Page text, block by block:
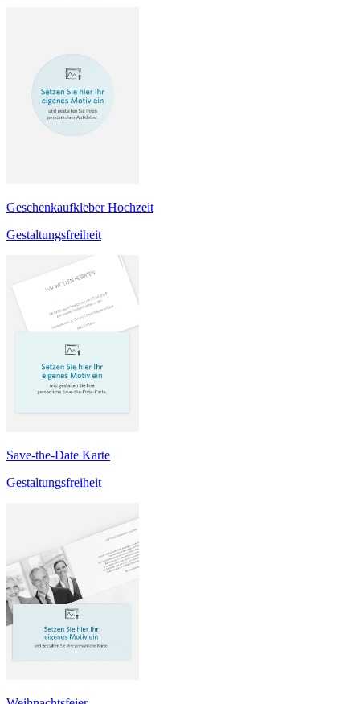
Geschenkaufkleber Hochzeit
Gestaltungsfreiheit
Save-the-Date Karte
Gestaltungsfreiheit